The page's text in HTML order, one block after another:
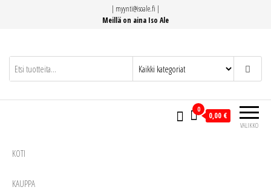
| myynti@isoale.fi |
Meillä on aina Iso Ale
VALIKKO
0
0,00 €
KOTI
KAUPPA